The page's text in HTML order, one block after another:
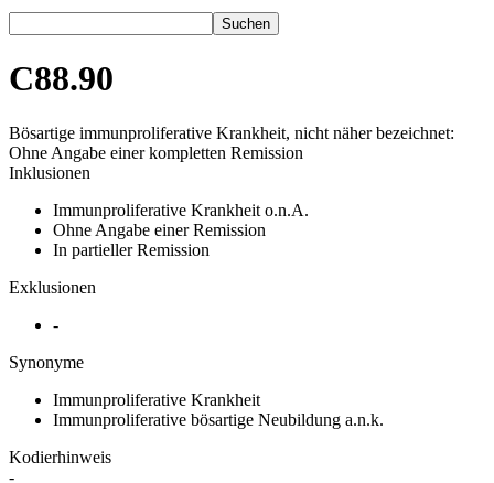
Suchen
C88.90
Bösartige immunproliferative Krankheit, nicht näher bezeichnet:
Ohne Angabe einer kompletten Remission
Inklusionen
Immunproliferative Krankheit o.n.A.
Ohne Angabe einer Remission
In partieller Remission
Exklusionen
-
Synonyme
Immunproliferative Krankheit
Immunproliferative bösartige Neubildung a.n.k.
Kodierhinweis
-